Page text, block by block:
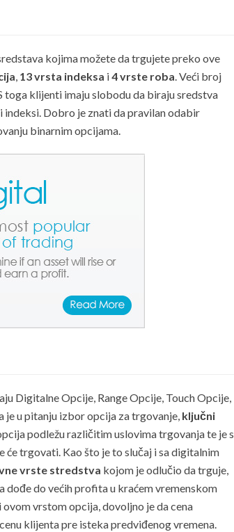
kojima možete da trgujete preko ove
, 13 vrsta indeksa i4 vrste roba. Veći broj
toga klijenti imaju slobodu da biraju sredstva
indeksi. Dobro je znati da pravilan odabir
binarnim opcijama.
Digitalne Opcije, Range Opcije, Touch Opcije,
je u pitanju izbor opcija za trgovanje, ključni
podležu različitim uslovima trgovanja te je s
trgovati. Kao što je to slučaj i sa digitalnim
vrste stredstva kojom je odlučio da trguje,
do većih profita u kraćem vremenskom
vrstom opcija, dovoljno je da cena
klijenta pre isteka predviđenog vremena.